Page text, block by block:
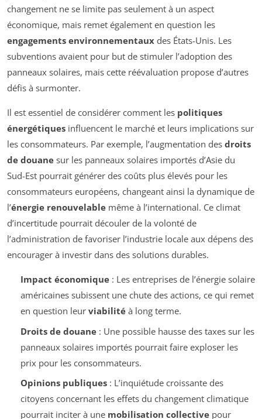
changement ne se limite pas seulement à un aspect
économique, mais remet également en question les
engagements environnementaux des États-Unis. Les
subventions avaient pour but de stimuler l’adoption des
panneaux solaires, mais cette réévaluation propose d’autres
défis à surmonter.
Il est essentiel de considérer comment les politiques
énergétiques influencent le marché et leurs implications sur
les consommateurs. Par exemple, l’augmentation des droits
de douane sur les panneaux solaires importés d’Asie du
Sud-Est pourrait générer des coûts plus élevés pour les
consommateurs européens, changeant ainsi la dynamique de
l’énergie renouvelable même à l’international. Ce climat
d’incertitude pourrait découler de la volonté de
l’administration de favoriser l’industrie locale aux dépens des
encourager à investir dans des solutions durables.
Impact économique: Les entreprises de l’énergie solaire
américaines subissent une chute des actions, ce qui remet
en question leur viabilitéà long terme.
Droits de douane: Une possible hausse des taxes sur les
panneaux solaires importés pourrait faire exploser les
prix pour les consommateurs.
Opinions publiques: L’inquiétude croissante des
citoyens concernant les effets du changement climatique
pourrait inciter à une mobilisation collectivepour